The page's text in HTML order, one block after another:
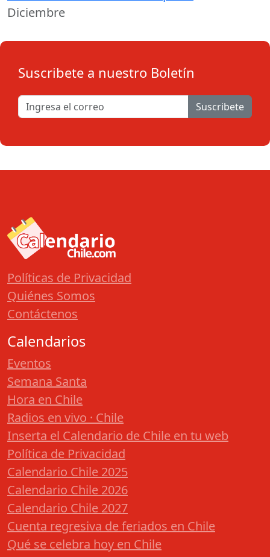
Diciembre
Suscribete a nuestro Boletín
Suscribete
Políticas de Privacidad
Quiénes Somos
Contáctenos
Calendarios
Eventos
Semana Santa
Hora en Chile
Radios en vivo · Chile
Inserta el Calendario de Chile en tu web
Política de Privacidad
Calendario Chile 2025
Calendario Chile 2026
Calendario Chile 2027
Cuenta regresiva de feriados en Chile
Qué se celebra hoy en Chile